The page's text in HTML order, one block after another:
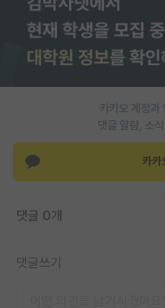
취업 게시판
임용 후기 게시판
인문사회 계열 게시판
특수/전문대학원 게시판
반도체/AI 게시판
장학금/장학생 게시판
카카오 계정과
댓글 알람, 소
카카
댓글 0개
댓글쓰기